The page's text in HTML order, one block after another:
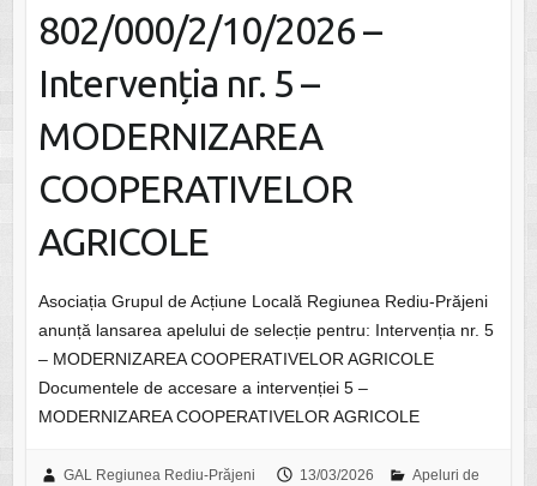
802/000/2/10/2026 –
Intervenția nr. 5 –
MODERNIZAREA
COOPERATIVELOR
AGRICOLE
Asociația Grupul de Acțiune Locală Regiunea Rediu-Prăjeni
anunță lansarea apelului de selecție pentru: Intervenția nr. 5
– MODERNIZAREA COOPERATIVELOR AGRICOLE
Documentele de accesare a intervenției 5 –
MODERNIZAREA COOPERATIVELOR AGRICOLE
GAL Regiunea Rediu-Prăjeni 13/03/2026
Apeluri de